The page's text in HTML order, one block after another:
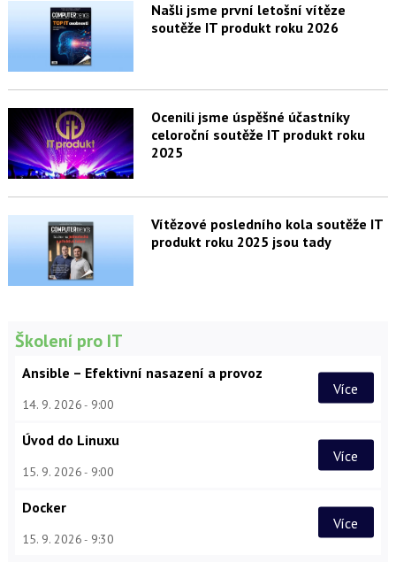
Našli jsme první letošní vítěze
soutěže IT produkt roku 2026
Ocenili jsme úspěšné účastníky
celoroční soutěže IT produkt roku
2025
Vítězové posledního kola soutěže IT
produkt roku 2025 jsou tady
Školení pro IT
Ansible – Efektivní nasazení a provoz
14. 9. 2026 9:00
Více
Úvod do Linuxu
15. 9. 2026 9:00
Více
Docker
15. 9. 2026 9:30
Více